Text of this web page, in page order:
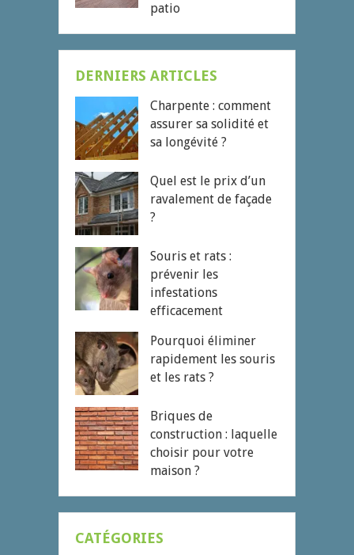
patio
DERNIERS ARTICLES
Charpente : comment
assurer sa solidité et
sa longévité ?
Quel est le prix d’un
ravalement de façade
?
Souris et rats :
prévenir les
infestations
efficacement
Pourquoi éliminer
rapidement les souris
et les rats ?
Briques de
construction : laquelle
choisir pour votre
maison ?
CATÉGORIES